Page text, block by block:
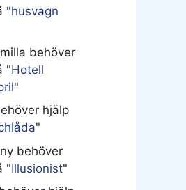
"husvagn
behöver
"Hotell
"
hjälp
"
behöver
"Illusionist"